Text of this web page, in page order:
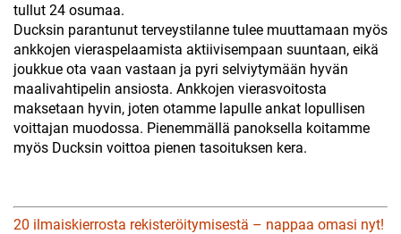
tullut 24 osumaa.
Ducksin parantunut terveystilanne tulee muuttamaan myös
ankkojen vieraspelaamista aktiivisempaan suuntaan, eikä
joukkue ota vaan vastaan ja pyri selviytymään hyvän
maalivahtipelin ansiosta. Ankkojen vierasvoitosta
maksetaan hyvin, joten otamme lapulle ankat lopullisen
voittajan muodossa. Pienemmällä panoksella koitamme
myös Ducksin voittoa pienen tasoituksen kera.
20 ilmaiskierrosta rekisteröitymisestä – nappaa omasi nyt!